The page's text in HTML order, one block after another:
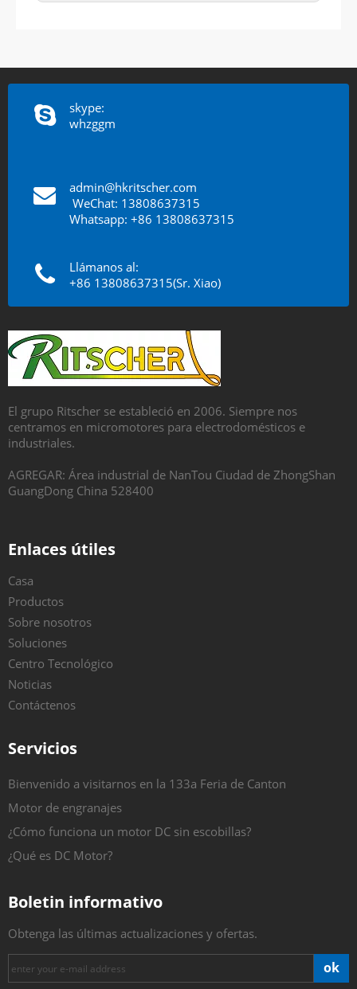
skype:
whzggm
admin@hkritscher.com
WeChat: 13808637315
Whatsapp: +86 13808637315
Llámanos al:
+86 13808637315(Sr. Xiao)
El grupo Ritscher se estableció en 2006. Siempre nos
centramos en micromotores para electrodomésticos e
industriales.
AGREGAR: Área industrial de NanTou Ciudad de ZhongShan
GuangDong China 528400
Enlaces útiles
Casa
Productos
Sobre nosotros
Soluciones
Centro Tecnológico
Noticias
Contáctenos
Servicios
Bienvenido a visitarnos en la 133a Feria de Canton
Motor de engranajes
¿Cómo funciona un motor DC sin escobillas?
¿Qué es DC Motor?
Boletin informativo
Obtenga las últimas actualizaciones y ofertas.
ok